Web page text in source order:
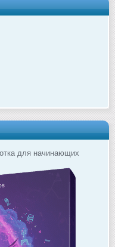
для начинающих